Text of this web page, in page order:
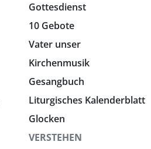
Gottesdienst
10 Gebote
Vater unser
Kirchenmusik
Gesangbuch
Liturgisches Kalenderblatt
Glocken
VERSTEHEN